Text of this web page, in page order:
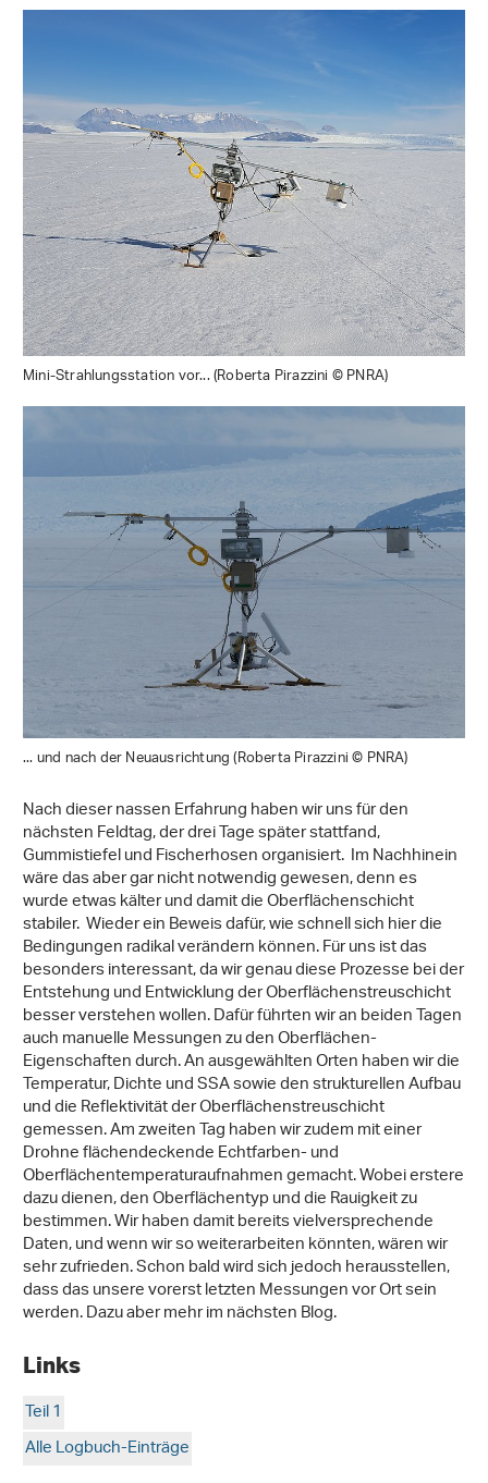
Mini-Strahlungsstation vor... (Roberta Pirazzini © PNRA)
... und nach der Neuausrichtung (Roberta Pirazzini © PNRA)
Nach dieser nassen Erfahrung haben wir uns für den
nächsten Feldtag, der drei Tage später stattfand,
Gummistiefel und Fischerhosen organisiert. Im Nachhinein
wäre das aber gar nicht notwendig gewesen, denn es
wurde etwas kälter und damit die Oberflächenschicht
stabiler. Wieder ein Beweis dafür, wie schnell sich hier die
Bedingungen radikal verändern können. Für uns ist das
besonders interessant, da wir genau diese Prozesse bei der
Entstehung und Entwicklung der Oberflächenstreuschicht
besser verstehen wollen. Dafür führten wir an beiden Tagen
auch manuelle Messungen zu den Oberflächen-
Eigenschaften durch. An ausgewählten Orten haben wir die
Temperatur, Dichte und SSA sowie den strukturellen Aufbau
und die Reflektivität der Oberflächenstreuschicht
gemessen. Am zweiten Tag haben wir zudem mit einer
Drohne flächendeckende Echtfarben- und
Oberflächentemperaturaufnahmen gemacht. Wobei erstere
dazu dienen, den Oberflächentyp und die Rauigkeit zu
bestimmen. Wir haben damit bereits vielversprechende
Daten, und wenn wir so weiterarbeiten könnten, wären wir
sehr zufrieden. Schon bald wird sich jedoch herausstellen,
dass das unsere vorerst letzten Messungen vor Ort sein
werden. Dazu aber mehr im nächsten Blog.
Links
Teil 1
Alle Logbuch-Einträge